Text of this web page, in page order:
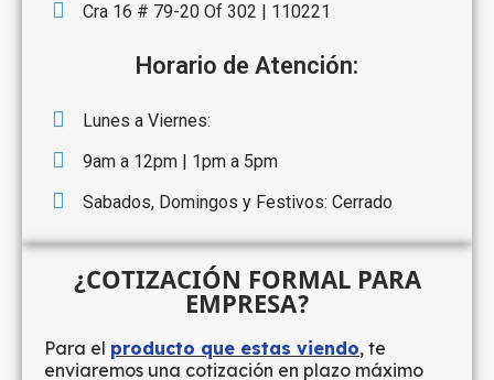
Cra 16 # 79-20 Of 302 | 110221
Horario de Atención:
Lunes a Viernes:
9am a 12pm | 1pm a 5pm
Sabados, Domingos y Festivos: Cerrado
¿COTIZACIÓN FORMAL PARA
EMPRESA?
Para el producto que estas viendo, te
enviaremos una cotización en plazo máximo